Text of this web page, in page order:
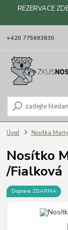
REZERVACE
+420 775693830
Úvod Nosítka
Nosítko
/Fialková
Doprava ZDARMA